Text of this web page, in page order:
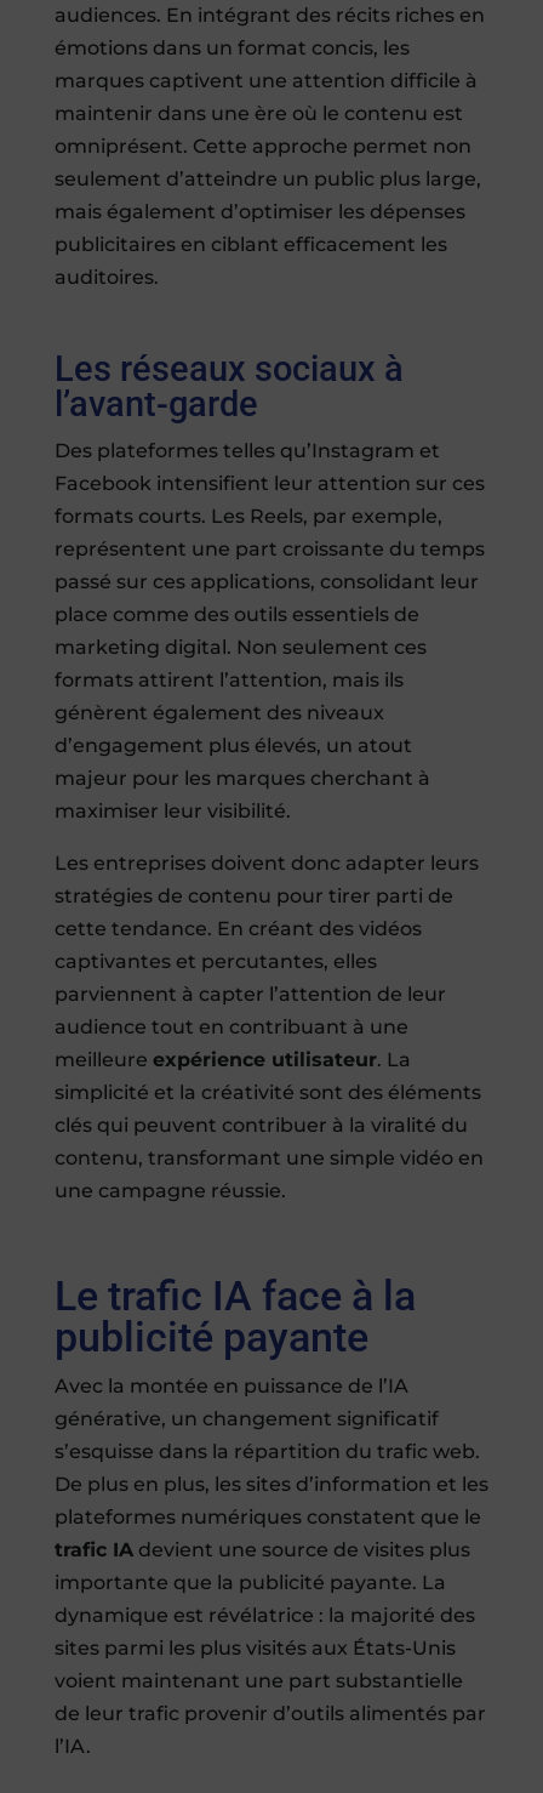
audiences. En intégrant des récits riches en
émotions dans un format concis, les
marques captivent une attention difficile à
maintenir dans une ère où le contenu est
omniprésent. Cette approche permet non
seulement d’atteindre un public plus large,
mais également d’optimiser les dépenses
publicitaires en ciblant efficacement les
auditoires.
Les réseaux sociaux à
l’avant-garde
Des plateformes telles qu’Instagram et
Facebook intensifient leur attention sur ces
formats courts. Les Reels, par exemple,
représentent une part croissante du temps
passé sur ces applications, consolidant leur
place comme des outils essentiels de
marketing digital. Non seulement ces
formats attirent l’attention, mais ils
génèrent également des niveaux
d’engagement plus élevés, un atout
majeur pour les marques cherchant à
maximiser leur visibilité.
Les entreprises doivent donc adapter leurs
stratégies de contenu pour tirer parti de
cette tendance. En créant des vidéos
captivantes et percutantes, elles
parviennent à capter l’attention de leur
audience tout en contribuant à une
meilleure expérience utilisateur. La
simplicité et la créativité sont des éléments
clés qui peuvent contribuer à la viralité du
contenu, transformant une simple vidéo en
une campagne réussie.
Le trafic IA face à la
publicité payante
Avec la montée en puissance de l’IA
générative, un changement significatif
s’esquisse dans la répartition du trafic web.
De plus en plus, les sites d’information et les
plateformes numériques constatent que le
trafic IAdevient une source de visites plus
importante que la publicité payante. La
dynamique est révélatrice : la majorité des
sites parmi les plus visités aux États-Unis
voient maintenant une part substantielle
de leur trafic provenir d’outils alimentés par
l’IA.